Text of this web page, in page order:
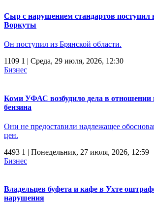
Сыр с нарушением стандартов поступил
Воркуты
Он поступил из Брянской области.
1109 1 | Среда, 29 июля, 2026, 12:30
Бизнес
Коми УФАС возбудило дела в отношении
бензина
Они не предоставили надлежащее
цен.
4493 1 | Понедельник, 27 июля, 2026, 12:59
Бизнес
Владельцев буфета и кафе в Ухте
нарушения